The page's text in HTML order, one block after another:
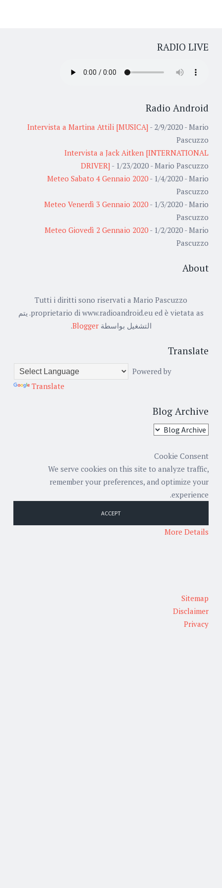
RADIO LIVE
Radio Android
Intervista a Martina Attili [MUSICA] - 2/9/2020 - Mario
Pascuzzo
Intervista a Jack Aitken [INTERNATIONAL
DRIVER] - 1/23/2020 - Mario Pascuzzo
Meteo Sabato 4 Gennaio 2020 - 1/4/2020 - Mario
Pascuzzo
Meteo Venerdì 3 Gennaio 2020 - 1/3/2020 - Mario
Pascuzzo
Meteo Giovedì 2 Gennaio 2020 - 1/2/2020 - Mario
Pascuzzo
About
Tutti i diritti sono riservati a Mario Pascuzzo
proprietario di www.radioandroid.eu ed è vietata as. يتم
التشغيل بواسطةBlogger
.
Translate
Powered by
Translate
Blog Archive
Cookie Consent
We serve cookies on this site to analyze traffic,
remember your preferences, and optimize your
experience.
ACCEPT
More Details
Sitemap
Disclaimer
Privacy